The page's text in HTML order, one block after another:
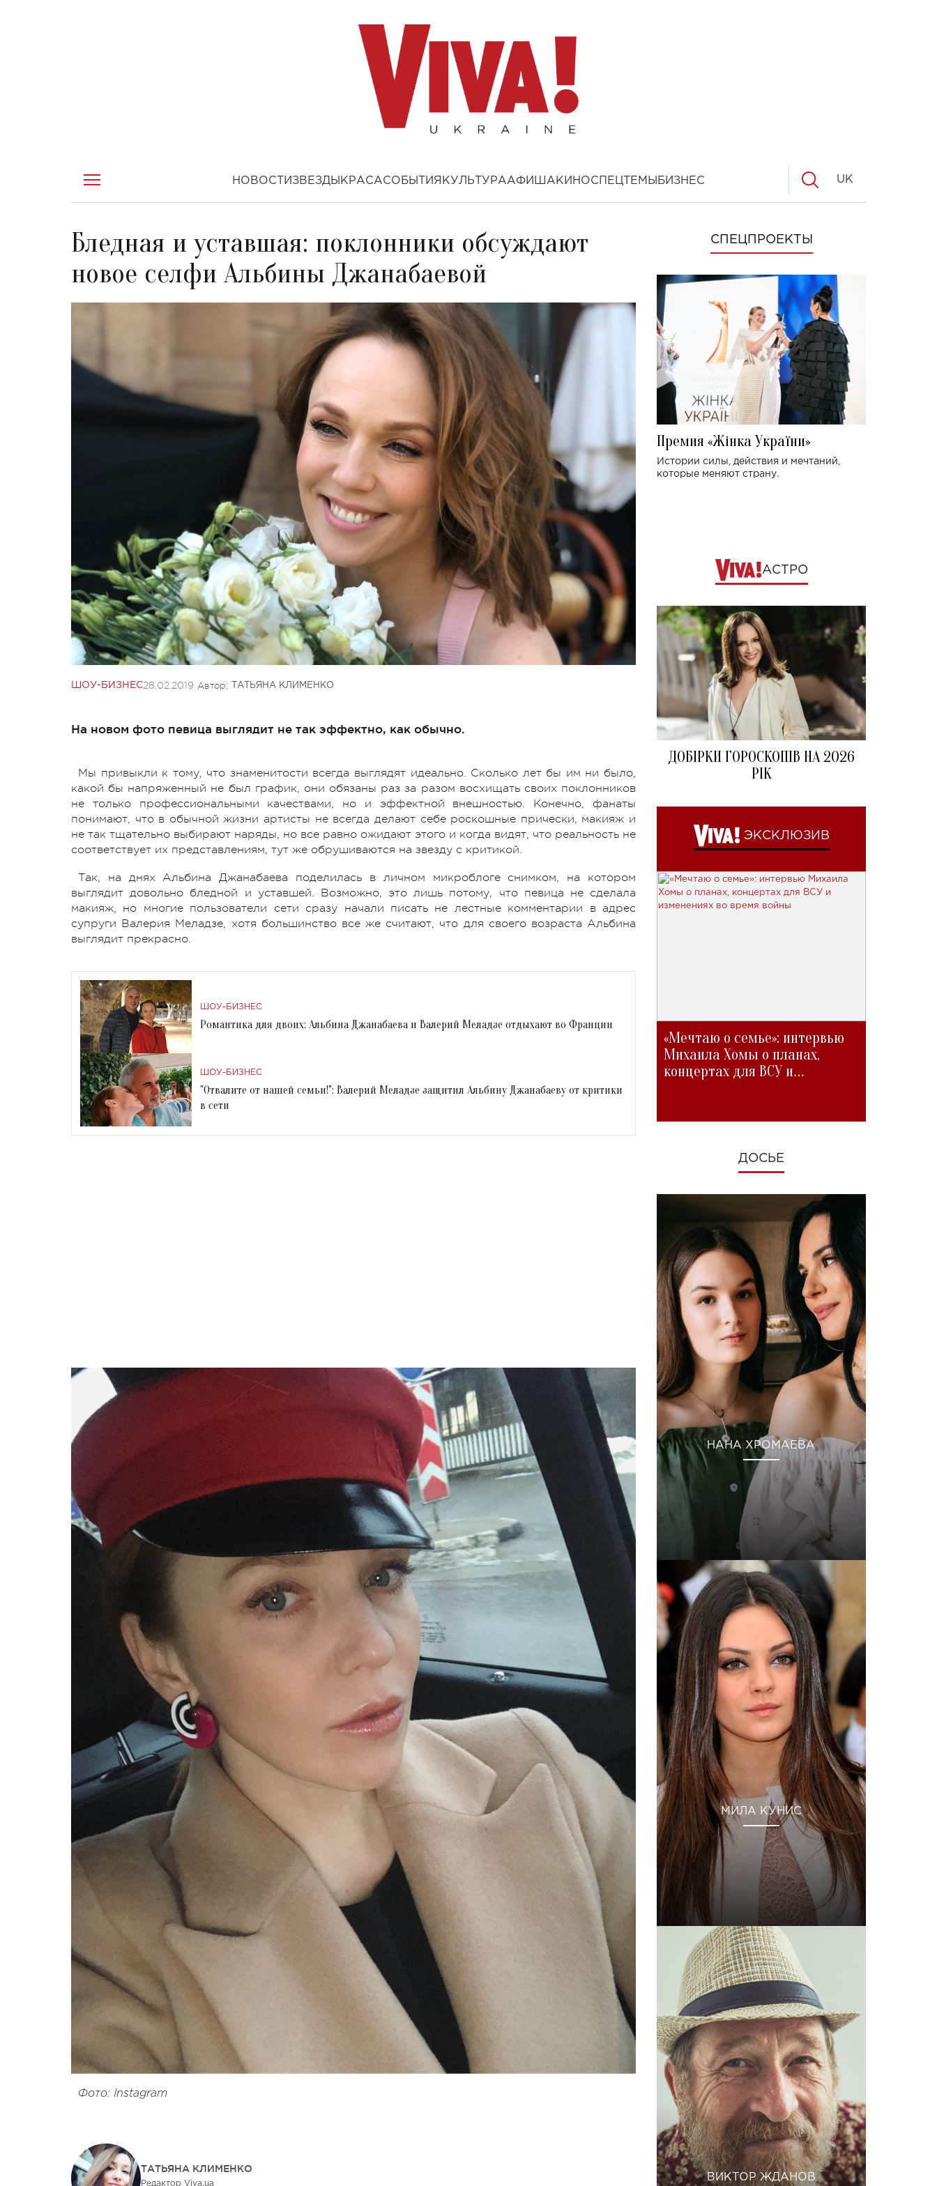
НОВОСТИ ЗВЕЗДЫ КРАСАСОБЫТИЯ КУЛЬТУРААФИША КИНОСПЕЦТЕМЫ БИЗНЕС UK
Бледная и уставшая: поклонники обсуждают
новое селфи Альбины Джанабаевой
ШОУ-БИЗНЕС28.02.2019 Автор: ТАТЬЯНА КЛИМЕНКО
На новом фото певица выглядит не так эффектно, как обычно.
Мы привыкли к тому, что знаменитости всегда выглядят идеально. Сколько лет бы им ни было,
какой бы напряженный не был график, они обязаны раз за разом восхищать своих поклонников
не только профессиональными качествами, но и эффектной внешностью. Конечно, фанаты
понимают, что в обычной жизни артисты не всегда делают себе роскошные прически, макияж и
не так тщательно выбирают наряды, но все равно ожидают этого и когда видят, что реальность не
соответствует их представлениям, тут же обрушиваются на звезду с критикой.
Так, на днях Альбина Джанабаева поделилась в личном микроблоге снимком, на котором
выглядит довольно бледной и уставшей. Возможно, это лишь потому, что певица не сделала
макияж, но многие пользователи сети сразу начали писать не лестные комментарии в адрес
супруги Валерия Меладзе, хотя большинство все же считают, что для своего возраста Альбина
выглядит прекрасно.
ШОУ-БИЗНЕС
Романтика для двоих: Альбина Джанабаева и Валерий Меладзе отдыхают во Франции
ШОУ-БИЗНЕС
"Отвалите от нашей семьи!": Валерий Меладзе защитил Альбину Джанабаеву от критики
в сети
Фото: Instagram
ТАТЬЯНА КЛИМЕНКО
Редактор Viva.ua
СПЕЦПРОЕКТЫ
Премия «Жінка України»
Истории силы, действия и мечтаний,
которые меняют страну.
АСТРО
ДОБІРКИ ГОРОСКОПІВ НА 2026
РІК
ЭКСКЛЮЗИВ
«Мечтаю о семье»: интервью
Михаила Хомы о планах,
концертах для ВСУ и
ДОСЬЕ
НАНА ХРОМАЕВА
МИЛА КУНИС
ВИКТОР ЖДАНОВ